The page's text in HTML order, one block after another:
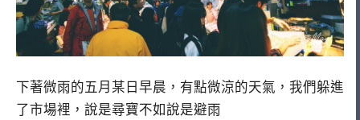
下著微雨的五月某日早晨，有點微涼的天氣，我們躲進
了市場裡，說是尋寶不如說是避雨